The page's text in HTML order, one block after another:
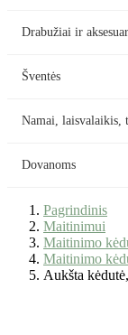
Drabužiai ir
Šventės
Namai, laisvalaikis,
Dovanoms
Pagrindinis
Maitinimui
Maitinimo
Maitinimo
Aukšta